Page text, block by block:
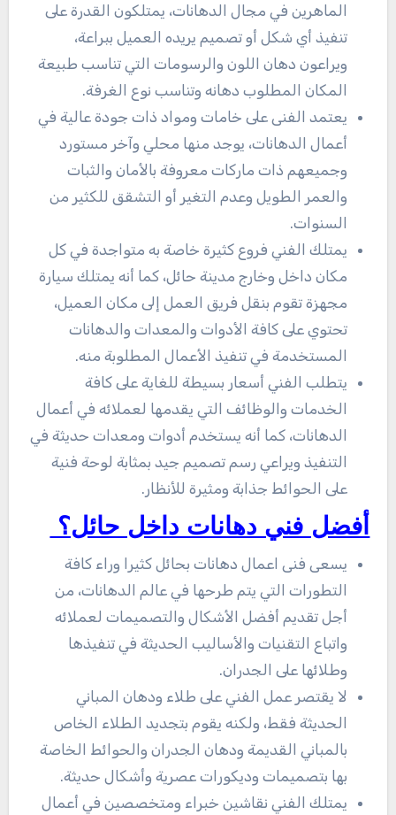
الماهرين في مجال الدهانات، يمتلكون القدرة على
تنفيذ أي شكل أو تصميم يريده العميل ببراعة،
ويراعون دهان اللون والرسومات التي تناسب طبيعة
المكان المطلوب دهانه وتناسب نوع الغرفة.
يعتمد الفنى على خامات ومواد ذات جودة عالية في
أعمال الدهانات، يوجد منها محلي وآخر مستورد
وجميعهم ذات ماركات معروفة بالأمان والثبات
والعمر الطويل وعدم التغير أو التشقق للكثير من
السنوات.
يمتلك الفني فروع كثيرة خاصة به متواجدة في كل
مكان داخل وخارج مدينة حائل، كما أنه يمتلك سيارة
مجهزة تقوم بنقل فريق العمل إلى مكان العميل،
تحتوي على كافة الأدوات والمعدات والدهانات
المستخدمة في تنفيذ الأعمال المطلوبة منه.
يتطلب الفني أسعار بسيطة للغاية على كافة
الخدمات والوظائف التي يقدمها لعملائه في أعمال
الدهانات، كما أنه يستخدم أدوات ومعدات حديثة في
التنفيذ ويراعي رسم تصميم جيد بمثابة لوحة فنية
على الحوائط جذابة ومثيرة للأنظار.
أفضل فني دهانات داخل حائل؟
يسعى فنى اعمال دهانات بحائل كثيرا وراء كافة
التطورات التي يتم طرحها في عالم الدهانات، من
أجل تقديم أفضل الأشكال والتصميمات لعملائه
واتباع التقنيات والأساليب الحديثة في تنفيذها
وطلائها على الجدران.
لا يقتصر عمل الفني على طلاء ودهان المباني
الحديثة فقط، ولكنه يقوم بتجديد الطلاء الخاص
بالمباني القديمة ودهان الجدران والحوائط الخاصة
بها بتصميمات وديكورات عصرية وأشكال حديثة.
يمتلك الفني نقاشين خبراء ومتخصصين في أعمال